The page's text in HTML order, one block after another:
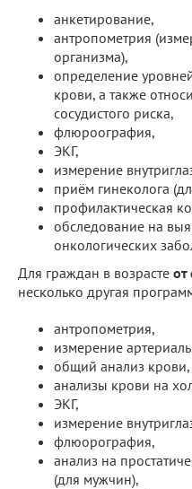
анкетирование,
антропометрия
организма),
определение
крови, а также
сосудистого риска,
флюроография,
ЭКГ,
измерение
приём гинеколога
профилактическая
обследование на
онкологических
Для граждан в возрасте от
несколько другая
антропометрия,
измерение
общий анализ крови,
анализы крови на
ЭКГ,
измерение
флюорография,
анализ на
(для мужчин),